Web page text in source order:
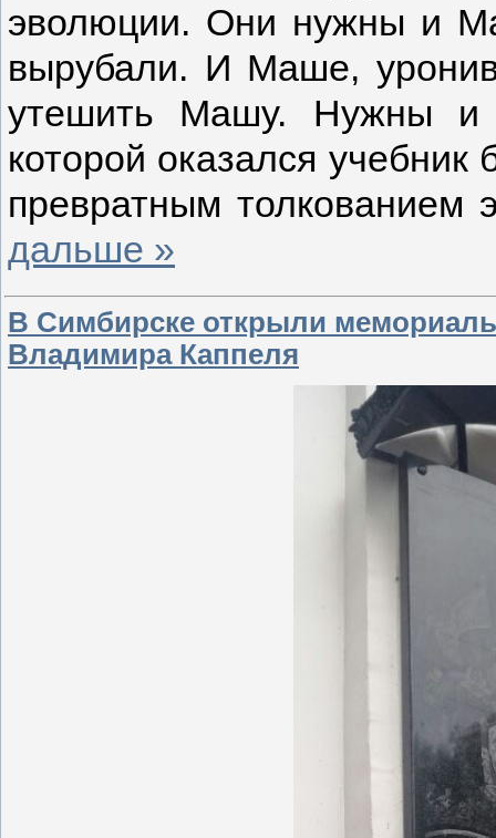
эволюции. Они нужны и
вырубали. И Маше,
утешить Машу. Нужны и
которой оказался
превратным
дальше »
В Симбирске открыли
Владимира Каппеля